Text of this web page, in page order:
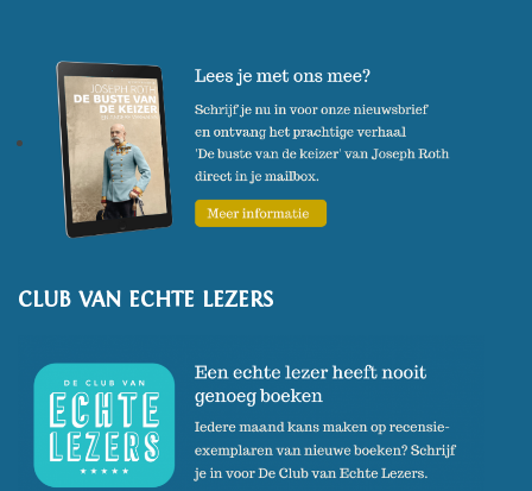
boekverkopers. In de zomer van
2021 verscheen 'De tuinen van
Buitenzorg', en in oktober 2022
verscheen het boek 'De
kampschilders' .
CLUB VAN ECHTE LEZERS